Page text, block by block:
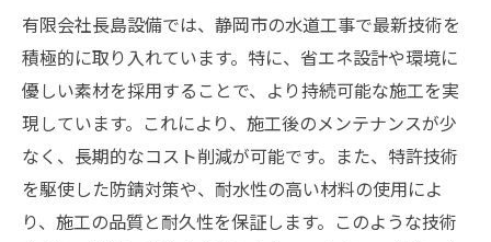
有限会社長島設備では、静岡市の水道工事で最新技術を
積極的に取り入れています。特に、省エネ設計や環境に
優しい素材を採用することで、より持続可能な施工を実
現しています。これにより、施工後のメンテナンスが少
なく、長期的なコスト削減が可能です。また、特許技術
を駆使した防錆対策や、耐水性の高い材料の使用によ
り、施工の品質と耐久性を保証します。このような技術